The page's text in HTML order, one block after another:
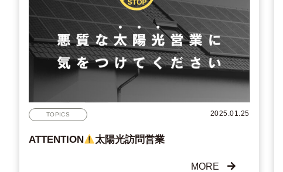
TOPICS 2025.01.25
ATTENTION 太陽光訪問営業
MORE